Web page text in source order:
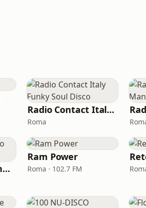
Radio Contact Italy Funky Soul Disco
Roma
Dimensione Suono Roma
Ram Power
Roma · 102.7 FM